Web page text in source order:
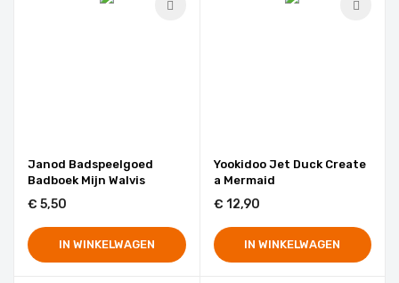
Janod Badspeelgoed
Badboek Mijn Walvis
€ 5,50
IN WINKELWAGEN
Yookidoo Jet Duck Create
a Mermaid
€ 12,90
IN WINKELWAGEN